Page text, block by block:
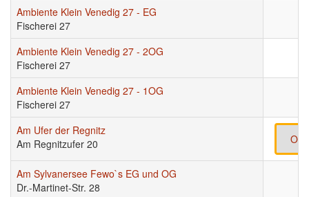
Ambiente Klein Venedig 27 - EG
Fischerei 27
Ambiente Klein Venedig 27 - 2OG
Fischerei 27
Ambiente Klein Venedig 27 - 1OG
Fischerei 27
Am Ufer der Regnitz
Am Regnitzufer 20
Am Sylvanersee Fewo`s EG und OG
Dr.-Martinet-Str. 28